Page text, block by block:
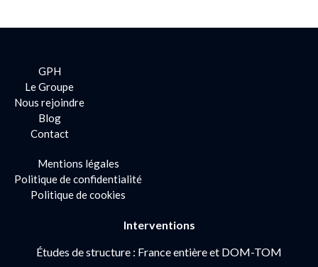
GPH
Le Groupe
Nous rejoindre
Blog
Contact
Mentions légales
Politique de confidentialité
Politique de cookies
Interventions
Études de structure : France entière et DOM-TOM